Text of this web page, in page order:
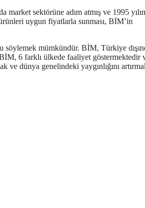
sektörüne adım atmış ve 1995
uygun fiyatlarla sunması, BİM’in
söylemek mümkündür. BİM, Türkiye
6 farklı ülkede faaliyet göstermektedir
ve dünya genelindeki yaygınlığını